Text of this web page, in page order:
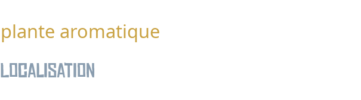
plante aromatique
Localisation